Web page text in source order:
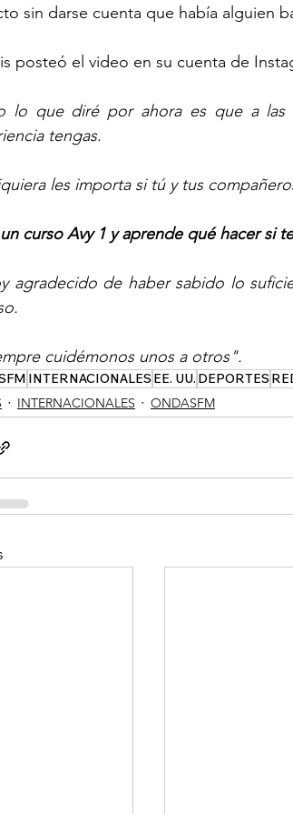
sin darse cuenta que había alguien
posteó el video en su cuenta de
lo que diré por ahora es que a las
tengas.
les importa si tú y tus
curso Avy 1 y aprende qué hacer si
agradecido de haber sabido lo
cuidémonos unos a otros".
INTERNACIONALES EE. UU. DEPORTES
INTERNACIONALES ONDASFM